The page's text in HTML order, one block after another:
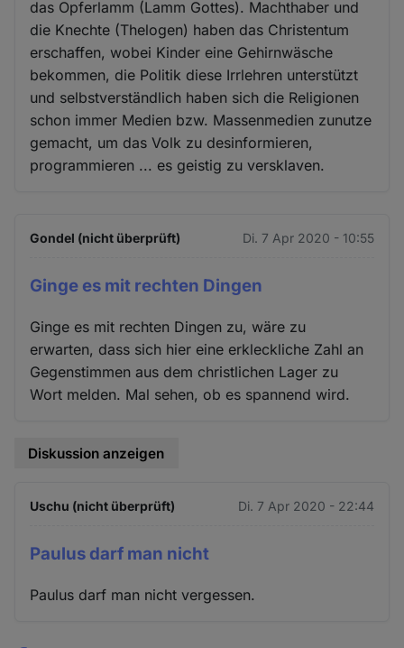
das Opferlamm (Lamm Gottes). Machthaber und
die Knechte (Thelogen) haben das Christentum
erschaffen, wobei Kinder eine Gehirnwäsche
bekommen, die Politik diese Irrlehren unterstützt
und selbstverständlich haben sich die Religionen
schon immer Medien bzw. Massenmedien zunutze
gemacht, um das Volk zu desinformieren,
programmieren ... es geistig zu versklaven.
Gondel (nicht überprüft) Di. 7 Apr 2020 - 10:55
Ginge es mit rechten Dingen
Ginge es mit rechten Dingen zu, wäre zu
erwarten, dass sich hier eine erkleckliche Zahl an
Gegenstimmen aus dem christlichen Lager zu
Wort melden. Mal sehen, ob es spannend wird.
Diskussion anzeigen
Uschu (nicht überprüft) Di. 7 Apr 2020 - 22:44
Paulus darf man nicht
Paulus darf man nicht vergessen.